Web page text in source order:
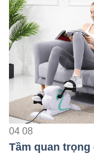
04 08
Tầm quan trọng